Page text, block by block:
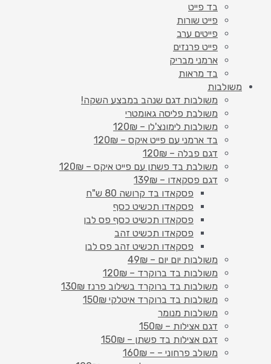
בד פייט
פייט שורות
פייטים ערב
פייט פרנזים
ארמני מבריק
בד מראות
משולבות
משולבות דגם שנהב במבצע השקה!
משולבת פליסה גאומטרי
משולבות לימונצ'לו – 120₪
בד ארמני עם פייט איקס – 120₪
דגם פבלה – 120₪
משולבת בד פשתן עם פייט איקס – 120₪
דגם פסקאדו – 139₪
פסקאדו בד קרושה 80 ש"ח
פסקאדו תכשיט כסף
פסקאדו תכשיט כסף פס לבן
פסקאדו תכשיט זהב
פסקאדו תכשיט זהב פס לבן
משולבות יום יום – 49₪
משולבות בד ברוקרד – 120₪
משולבות בד ברוקרד בשילוב פרנז 130₪
משולבות בד ברוקרד איטלקי 150₪
משולבות מנומר
דגם אצילות – 150₪
דגם אצילות בד פשתן – 150₪
משולב פרחוני – – 160₪